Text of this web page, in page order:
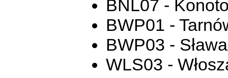
BNL07 -
BWP01 -
BWP03 - Sława
WLS03 -